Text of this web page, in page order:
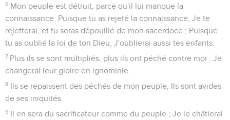
6 Mon peuple est détruit, parce qu'il lui manque la
connaissance. Puisque tu as rejeté la connaissance, Je te
rejetterai, et tu seras dépouillé de mon sacerdoce ; Puisque
tu as oublié la loi de ton Dieu, J'oublierai aussi tes enfants.
7 Plus ils se sont multipliés, plus ils ont péché contre moi : Je
changerai leur gloire en ignominie.
8 Ils se repaissent des péchés de mon peuple, Ils sont avides
de ses iniquités.
9 Il en sera du sacrificateur comme du peuple ; Je le châtierai